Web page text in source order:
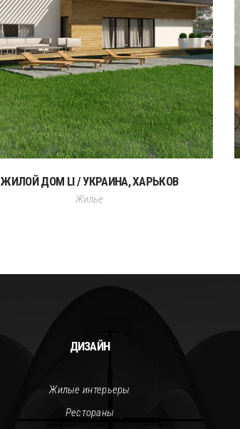
ЖИЛОЙ ДОМ LI / УКРАИНА, ХАРЬКОВ
Жилье
ДИЗАЙН
Жилые интерьеры
Рестораны